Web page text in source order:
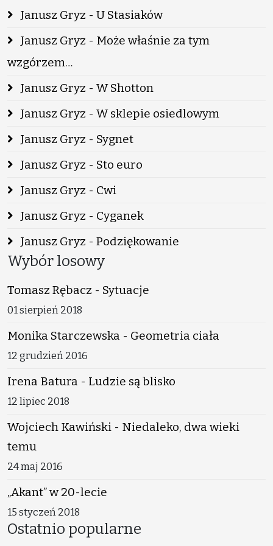
Janusz Gryz - U Stasiaków
Janusz Gryz - Może właśnie za tym
wzgórzem…
Janusz Gryz - W Shotton
Janusz Gryz - W sklepie osiedlowym
Janusz Gryz - Sygnet
Janusz Gryz - Sto euro
Janusz Gryz - Cwi
Janusz Gryz - Cyganek
Janusz Gryz - Podziękowanie
Wybór losowy
Tomasz Rębacz - Sytuacje
01 sierpień 2018
Monika Starczewska - Geometria ciała
12 grudzień 2016
Irena Batura - Ludzie są blisko
12 lipiec 2018
Wojciech Kawiński - Niedaleko, dwa wieki
temu
24 maj 2016
„Akant” w 20-lecie
15 styczeń 2018
Ostatnio popularne